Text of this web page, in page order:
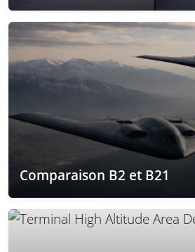
Comparaison B2 et B21